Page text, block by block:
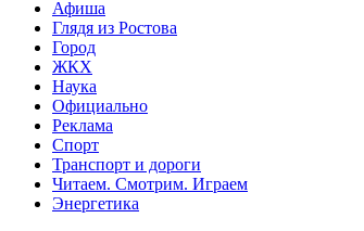
Афиша
Глядя из Ростова
Город
ЖКХ
Наука
Официально
Реклама
Спорт
Транспорт и дороги
Читаем. Смотрим. Играем
Энергетика